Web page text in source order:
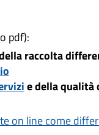
pdf):
raccolta
e della
on line come